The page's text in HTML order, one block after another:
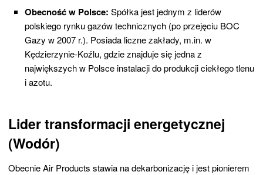
Obecność w Polsce: Spółka jest jednym z liderów
polskiego rynku gazów technicznych (po przejęciu BOC
Gazy w 2007 r.). Posiada liczne zakłady, m.in. w
Kędzierzynie-Koźlu, gdzie znajduje się jedna z
największych w Polsce instalacji do produkcji ciekłego tlenu
i azotu.
Lider transformacji energetycznej
(Wodór)
Obecnie Air Products stawia na dekarbonizację i jest pionierem